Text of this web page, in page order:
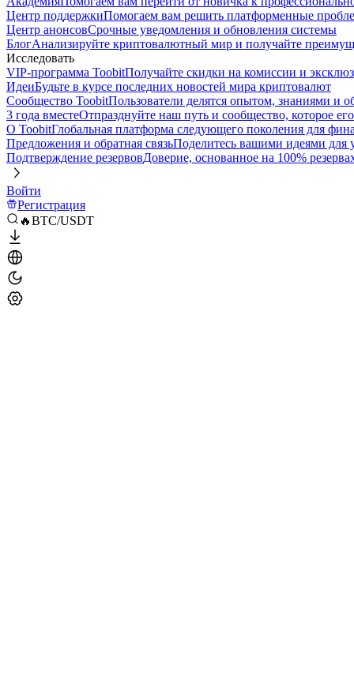
Центр поддержкиПомогаем вам решить платформенные
Центр анонсовСрочные уведомления и обновления системы
БлогАнализируйте криптовалютный мир и получайте
Исследовать
VIP-программа ToobitПолучайте скидки на комиссии и
ИдеиБудьте в курсе последних новостей мира криптовалют
Сообщество ToobitПользователи делятся опытом, знаниями и
3 года вместеОтпразднуйте наш путь и сообщество, которое
О ToobitГлобальная платформа следующего поколения для
Предложения и обратная связьПоделитесь вашими идеями для
Подтверждение резервовДоверие, основанное на 100%
Войти
Регистрация
🔥BTC/USDT